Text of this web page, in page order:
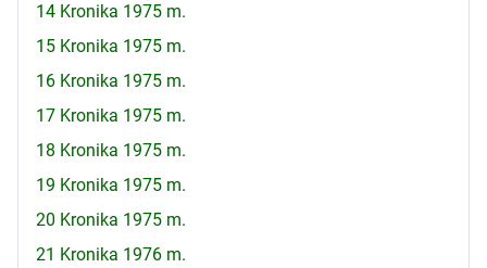
14 Kronika 1975 m.
15 Kronika 1975 m.
16 Kronika 1975 m.
17 Kronika 1975 m.
18 Kronika 1975 m.
19 Kronika 1975 m.
20 Kronika 1975 m.
21 Kronika 1976 m.